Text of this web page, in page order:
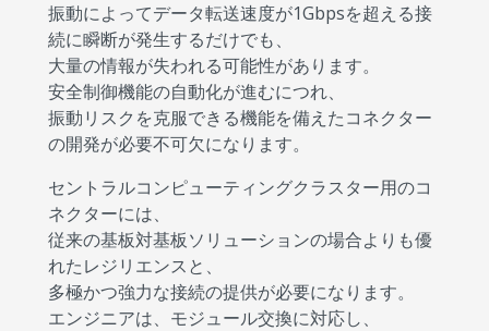
振動によってデータ転送速度が1Gbpsを超える接
続に瞬断が発生するだけでも、
大量の情報が失われる可能性があります。
安全制御機能の自動化が進むにつれ、
振動リスクを克服できる機能を備えたコネクター
の開発が必要不可欠になります。
セントラルコンピューティングクラスター用のコ
ネクターには、
従来の基板対基板ソリューションの場合よりも優
れたレジリエンスと、
多極かつ強力な接続の提供が必要になります。
エンジニアは、モジュール交換に対応し、